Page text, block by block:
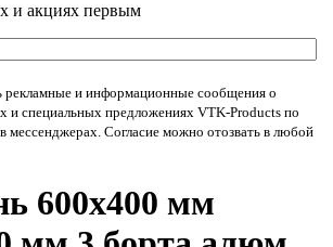
и акциях первым
рекламные и информационные сообщения о
и специальных предложениях VTK-Products по
мессенджерах. Согласие можно отозвать в любой
600х400 мм